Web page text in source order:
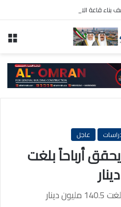
قاعة الاحتفالات بالبيت الأبيض
عاجل
أرباحاً بلغت